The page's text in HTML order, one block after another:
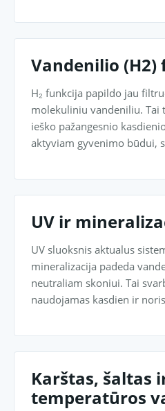
Vandenilio (H2)
H₂ funkcija papildo jau
molekuliniu vandeniliu. Tai
ieško pažangesnio
aktyviam gyvenimo būdui,
UV ir
UV sluoksnis aktualus
mineralizacija padeda
neutraliam skoniui. Tai
naudojamas kasdien ir
Karštas, šaltas
temperatūros